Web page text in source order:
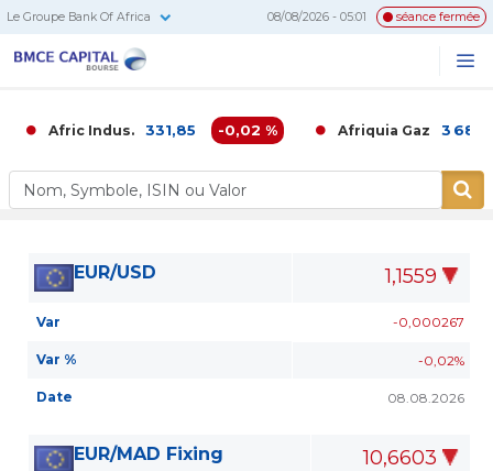
Le Groupe Bank Of Africa 08/08/2026 - 05:01 séance fermée
Afric Indus. 331,85 -0,02 % Afriquia Gaz 3 680,00
EUR/USD 1,1559
Var -0,000267
Var % -0,02%
Date 08.08.2026
EUR/MAD Fixing 10,6603